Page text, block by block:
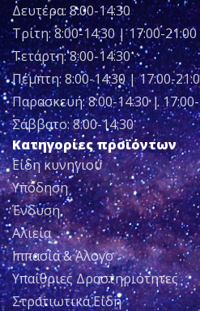
Δευτέρα: 8:00-14:30
Τρίτη: 8:00-14:30 | 17:00-21:00
Τετάρτη: 8:00-14:30
Πέμπτη: 8:00-14:30 | 17:00-
Παρασκευή: 8:00-14:30 |
Σάββατο: 8:00-14:30
Κατηγορίες προϊόντων
Είδη κυνηγιού
Υπόδηση
Ένδυση
Αλιεία
Ιππασία & Άλογο
Υπαίθριες Δραστηριότητες
Στρατιωτικά Είδη